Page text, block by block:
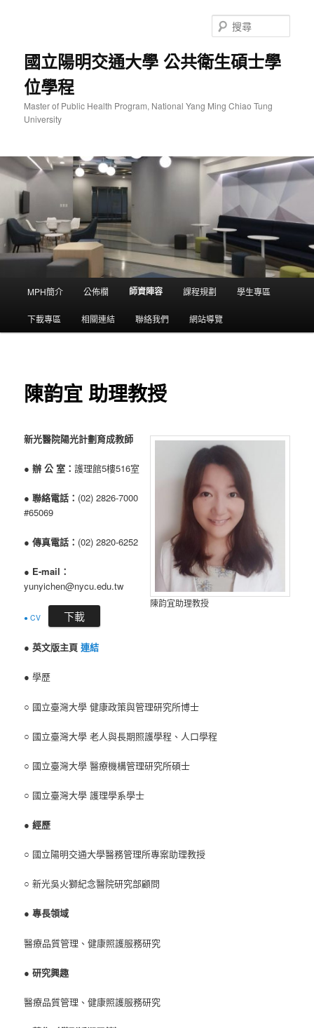
國立陽明交通大學 公共衛生碩士學
位學程
Master of Public Health Program, National Yang Ming Chiao Tung
University
尋
MPH簡介 公佈欄 師資陣容 課程規劃 學生專區
下載專區 相關連結 聯絡我們 網站導覽
陳韵宜 助理教授
陳韵宜助理教授
新光醫院陽光計劃育成教師
●辦 公 室：護理館5樓516室
●聯絡電話： (02) 2826-7000
#65069
●傳真電話： (02) 2820-6252
● E-mail：
yunyichen@nycu.edu.tw
● CV 下載
●英文版主頁 連結
● 學歷
○ 國立臺灣大學 健康政策與管理研究所博士
○ 國立臺灣大學 老人與長期照護學程、人口學程
○ 國立臺灣大學 醫療機構管理研究所碩士
○ 國立臺灣大學 護理學系學士
●經歷
○ 國立陽明交通大學醫務管理所專案助理教授
○ 新光吳火獅紀念醫院研究部顧問
●專長領域
醫療品質管理、健康照護服務研究
●研究興趣
醫療品質管理、健康照護服務研究